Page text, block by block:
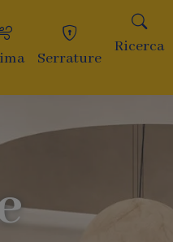
Serrature
Ricerca